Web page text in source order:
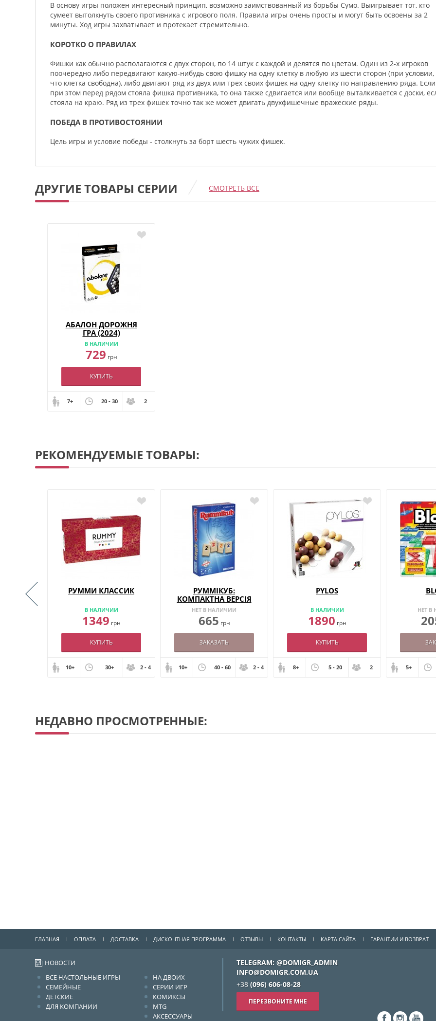
В основу игры положен интересный принцип, возможно заимствованный из борьбы Сумо. Выигрывает тот, кто
сумеет вытолкнуть своего противника с игрового поля. Правила игры очень просты и могут быть освоены за 2
минуты. Ход игры захватывает и протекает стремительно.
КОРОТКО О ПРАВИЛАХ
Фишки как обычно располагаются с двух сторон, по 14 штук с каждой и делятся по цветам. Один из 2-х игроков
поочередно либо передвигают какую-нибудь свою фишку на одну клетку в любую из шести сторон (при условии,
что клетка свободна), либо двигают ряд из двух или трех своих фишек на одну клетку по направлению ряда. Если
при этом перед рядом стояла фишка противника, то она также сдвигается или вообще выталкивается с доски,
стояла на краю. Ряд из трех фишек точно так же может двигать двухфишечные вражеские ряды.
ПОБЕДА В ПРОТИВОСТОЯНИИ
Цель игры и условие победы - столкнуть за борт шесть чужих фишек.
ДРУГИЕ ТОВАРЫ СЕРИИ СМОТРЕТЬ ВСЕ
АБАЛОН ДОРОЖНЯ
ГРА (2024)
В НАЛИЧИИ
729 грн
КУПИТЬ
7+ 20 - 30 2
РЕКОМЕНДУЕМЫЕ ТОВАРЫ:
РУММИ КЛАССИК
В НАЛИЧИИ
1349 грн
КУПИТЬ
10+ 30+ 2 - 4
РУММІКУБ:
КОМПАКТНА ВЕРСІЯ
НЕТ В НАЛИЧИИ
665 грн
ЗАКАЗАТЬ
10+ 40 - 60 2 - 4
PYLOS
В НАЛИЧИИ
1890 грн
КУПИТЬ
8+ 5 - 20 2
НЕТ В
5+
НЕДАВНО ПРОСМОТРЕННЫЕ:
ГЛАВНАЯ ОПЛАТА ДОСТАВКА ДИСКОНТНАЯ ПРОГРАММА ОТЗЫВЫ КОНТАКТЫ КАРТА САЙТА ГАРАНТИИ И ВОЗВРАТ
НОВОСТИ
ВСЕ НАСТОЛЬНЫЕ ИГРЫ
СЕМЕЙНЫЕ
ДЕТСКИЕ
ДЛЯ КОМПАНИИ
НА ДВОИХ
СЕРИИ ИГР
КОМИКСЫ
MTG
АКСЕССУАРЫ
TELEGRAM: @DOMIGR_ADMIN
INFO@DOMIGR.COM.UA
+38 (096) 606-08-28
ПЕРЕЗВОНИТЕ МНЕ